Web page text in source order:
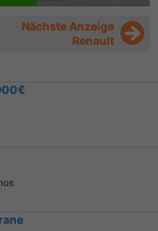
Nächste Anzeige
Renault